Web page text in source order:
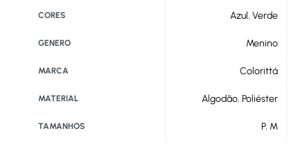
CORES Azul,Verde
GENERO Menino
MARCA Colorittá
MATERIAL Algodão,Poliéster
TAMANHOS P, M